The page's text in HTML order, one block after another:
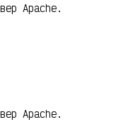
Apache.
Apache.